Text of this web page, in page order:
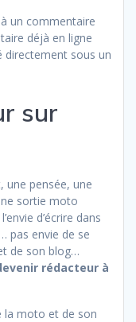
un commentaire
déjà en ligne
directement sous un
sur
une pensée, une
sortie moto
d’écrire dans
pas envie de se
de son blog…
rédacteur à
la moto et de son